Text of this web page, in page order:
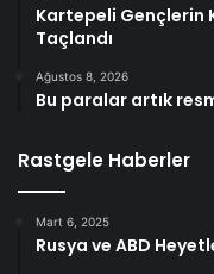
Kartepeli Gençlerin
Taçlandı
Ağustos 8, 2026
Bu paralar artık
Rastgele Haberler
Mart 6, 2025
Rusya ve ABD